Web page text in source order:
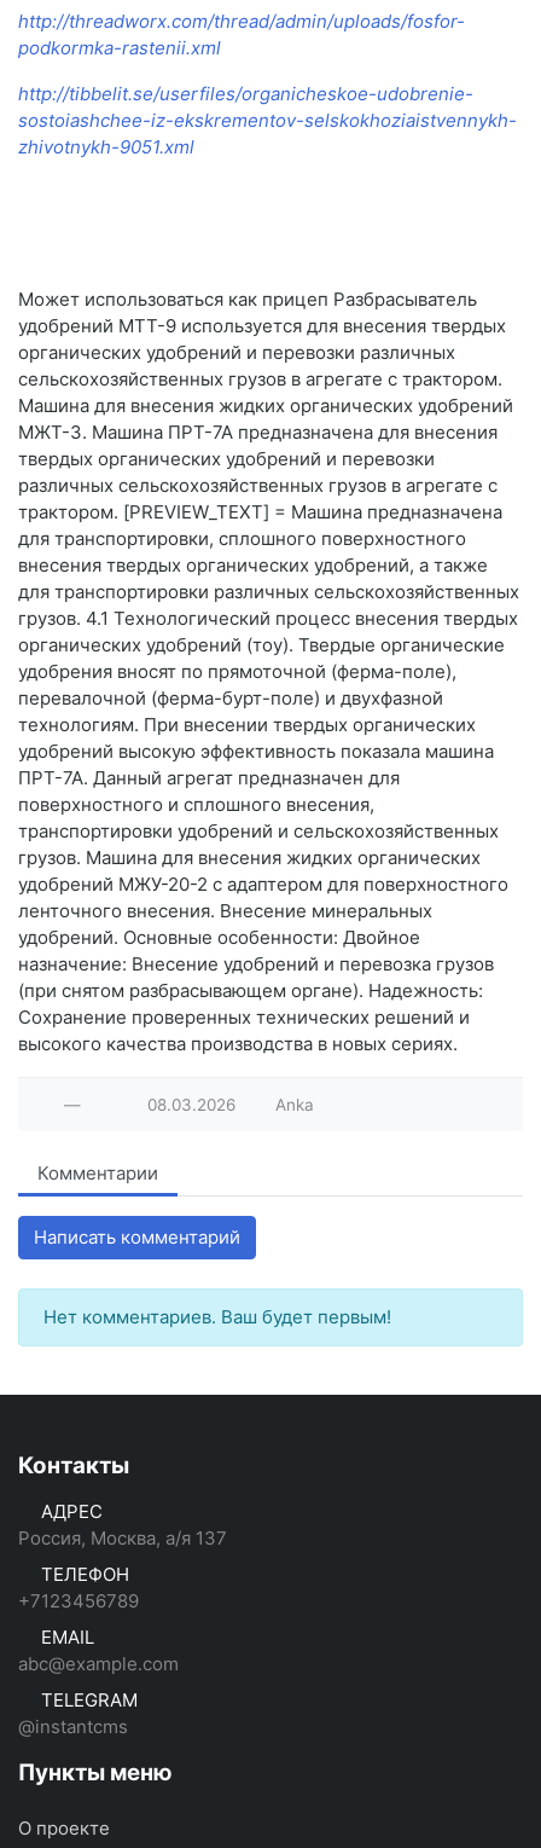
http://threadworx.com/thread/admin/uploads/fosfor-
podkormka-rastenii.xml
http://tibbelit.se/userfiles/organicheskoe-udobrenie-
sostoiashchee-iz-ekskrementov-selskokhoziaistvennykh-
zhivotnykh-9051.xml
Может использоваться как прицеп Разбрасыватель
удобрений МТТ-9 используется для внесения твердых
органических удобрений и перевозки различных
сельскохозяйственных грузов в агрегате с трактором.
Машина для внесения жидких органических удобрений
МЖТ-3. Машина ПРТ-7А предназначена для внесения
твердых органических удобрений и перевозки
различных сельскохозяйственных грузов в агрегате с
трактором. [PREVIEW_TEXT] = Машина предназначена
для транспортировки, сплошного поверхностного
внесения твердых органических удобрений, а также
для транспортировки различных сельскохозяйственных
грузов. 4.1 Технологический процесс внесения твердых
органических удобрений (тоу). Твердые органические
удобрения вносят по прямоточной (ферма-поле),
перевалочной (ферма-бурт-поле) и двухфазной
технологиям. При внесении твердых органических
удобрений высокую эффективность показала машина
ПРТ-7А. Данный агрегат предназначен для
поверхностного и сплошного внесения,
транспортировки удобрений и сельскохозяйственных
грузов. Машина для внесения жидких органических
удобрений МЖУ-20-2 с адаптером для поверхностного
ленточного внесения. Внесение минеральных
удобрений. Основные особенности: Двойное
назначение: Внесение удобрений и перевозка грузов
(при снятом разбрасывающем органе). Надежность:
Сохранение проверенных технических решений и
высокого качества производства в новых сериях.
— 08.03.2026 Anka
Комментарии
Написать комментарий
Нет комментариев. Ваш будет первым!
Контакты
АДРЕС
Россия, Москва, а/я 137
ТЕЛЕФОН
+7123456789
EMAIL
abc@example.com
TELEGRAM
@instantcms
Пункты меню
О проекте